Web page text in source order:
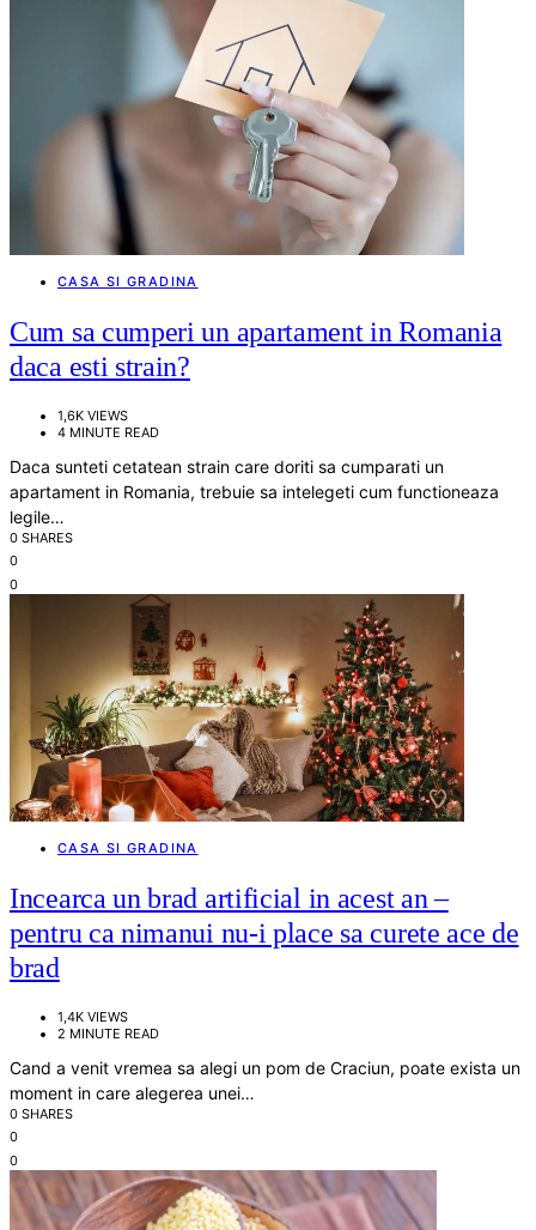
CASA SI GRADINA
Cum sa cumperi un apartament in Romania
daca esti strain?
1,6K VIEWS
4 MINUTE READ
Daca sunteti cetatean strain care doriti sa cumparati un
apartament in Romania, trebuie sa intelegeti cum functioneaza
legile…
0 SHARES
0
0
CASA SI GRADINA
Incearca un brad artificial in acest an –
pentru ca nimanui nu-i place sa curete ace de
brad
1,4K VIEWS
2 MINUTE READ
Cand a venit vremea sa alegi un pom de Craciun, poate exista un
moment in care alegerea unei…
0 SHARES
0
0